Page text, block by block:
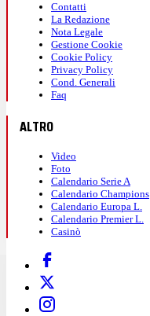
Contatti
La Redazione
Nota Legale
Gestione Cookie
Cookie Policy
Privacy Policy
Cond. Generali
Faq
ALTRO
Video
Foto
Calendario Serie A
Calendario Champions
Calendario Europa L.
Calendario Premier L.
Casinò